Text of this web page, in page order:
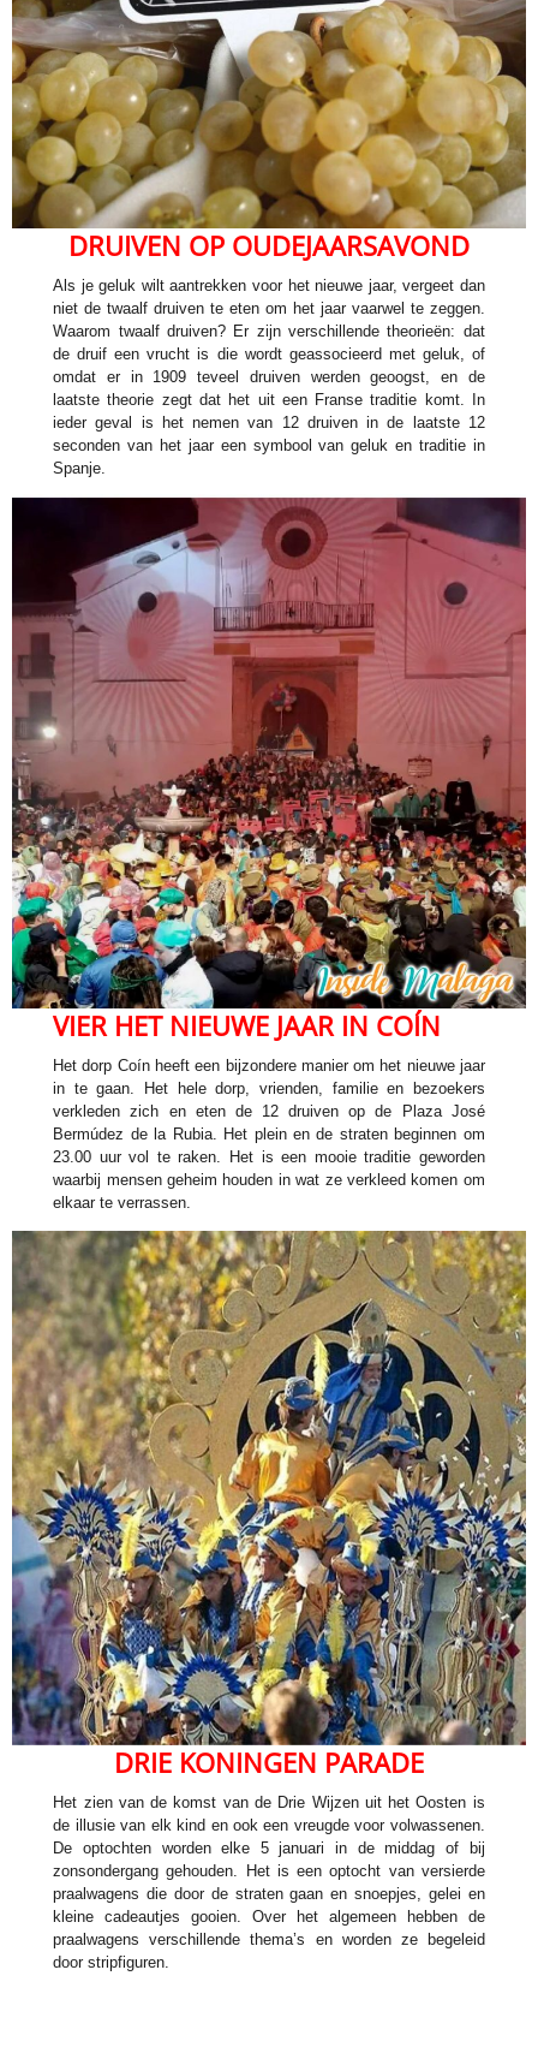
DRUIVEN OP OUDEJAARSAVOND
Als je geluk wilt aantrekken voor het nieuwe jaar, vergeet dan
niet de twaalf druiven te eten om het jaar vaarwel te zeggen.
Waarom twaalf druiven? Er zijn verschillende theorieën: dat
de druif een vrucht is die wordt geassocieerd met geluk, of
omdat er in 1909 teveel druiven werden geoogst, en de
laatste theorie zegt dat het uit een Franse traditie komt. In
ieder geval is het nemen van 12 druiven in de laatste 12
seconden van het jaar een symbool van geluk en traditie in
Spanje.
VIER HET NIEUWE JAAR IN COÍN
Het dorp Coín heeft een bijzondere manier om het nieuwe jaar
in te gaan. Het hele dorp, vrienden, familie en bezoekers
verkleden zich en eten de 12 druiven op de Plaza José
Bermúdez de la Rubia. Het plein en de straten beginnen om
23.00 uur vol te raken. Het is een mooie traditie geworden
waarbij mensen geheim houden in wat ze verkleed komen om
elkaar te verrassen.
DRIE KONINGEN PARADE
Het zien van de komst van de Drie Wijzen uit het Oosten is
de illusie van elk kind en ook een vreugde voor volwassenen.
De optochten worden elke 5 januari in de middag of bij
zonsondergang gehouden. Het is een optocht van versierde
praalwagens die door de straten gaan en snoepjes, gelei en
kleine cadeautjes gooien. Over het algemeen hebben de
praalwagens verschillende thema’s en worden ze begeleid
door stripfiguren.